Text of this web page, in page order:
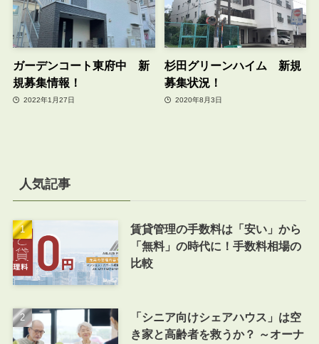
ガーデンコート東府中 新
規募集情報！
2022年1月27日
杉田グリーンハイム 新規
募集状況！
2020年8月3日
人気記事
賃貸管理の手数料は「安い」から
「無料」の時代に！手数料相場の
比較
「シニア向けシェアハウス」は空
き家と高齢者を救うか？ ～オーナ